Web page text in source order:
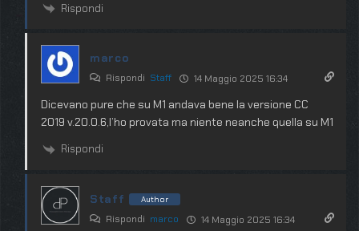
Rispondi
marco
Rispondi Staff 14 Maggio 2025 16:34
Dicevano pure che su M1 andava bene la versione CC
2019 v.20.0.6,l’ho provata ma niente neanche quella su M1
Rispondi
Staff Author
Rispondi marco 14 Maggio 2025 16:34